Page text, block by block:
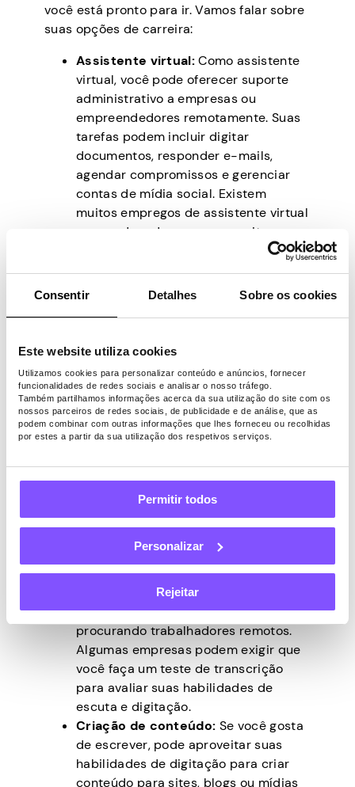
Consentir Detalhes Sobre os cookies
Este website utiliza cookies
Utilizamos cookies para personalizar conteúdo e anúncios, fornecer
funcionalidades de redes sociais e analisar o nosso tráfego.
Também partilhamos informações acerca da sua utilização do site com os
nossos parceiros de redes sociais, de publicidade e de análise, que as
podem combinar com outras informações que lhes forneceu ou recolhidas
por estes a partir da sua utilização dos respetivos serviços.
Permitir todos
Personalizar
Rejeitar
você está pronto para ir. Vamos falar sobre
suas opções de carreira:
Assistente virtual:Como assistente
virtual, você pode oferecer suporte
administrativo a empresas ou
empreendedores remotamente. Suas
tarefas podem incluir digitar
documentos, responder e-mails,
agendar compromissos e gerenciar
contas de mídia social. Existem
muitos empregos de assistente virtual
em quadros de empregos e sites
freelance. Crie seu próprio site para
atrair clientes para mais exposição.
Entrada de dados:
Esse trabalho de
planilhas ou outros softwares. Você
dados em quadros de empregos ou
sites freelance. Algumas empresas
podem exigir que você faça um teste
de digitação para avaliar sua
Transcrição:A transcrição diz
respeito à conversão de arquivos de
áudio ou vídeo em documentos
transcrição em quadros de empregos
ou sites freelance. Você também
encontrará muitos provedores de
serviços de transcrição on-line
procurando trabalhadores remotos.
Algumas empresas podem exigir que
você faça um teste de transcrição
para avaliar suas habilidades de
escuta e digitação.
Criação de conteúdo: Se você gosta
de escrever, pode aproveitar suas
habilidades de digitação para criar
conteúdo para sites, blogs ou mídias